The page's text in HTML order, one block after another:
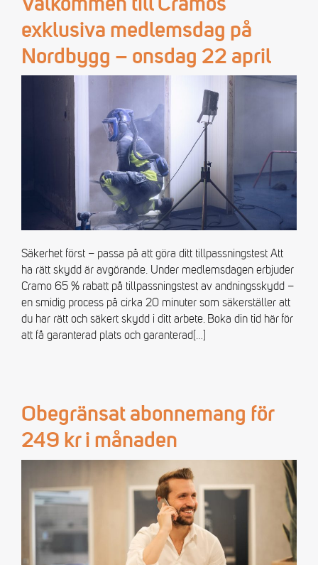
exklusiva medlemsdag på
Nordbygg – onsdag 22 april
Säkerhet först – passa på att göra ditt tillpassningstest Att
ha rätt skydd är avgörande. Under medlemsdagen erbjuder
Cramo 65 % rabatt på tillpassningstest av andningsskydd –
en smidig process på cirka 20 minuter som säkerställer att
du har rätt och säkert skydd i ditt arbete. Boka din tid här för
att få garanterad plats och garanterad […]
Obegränsat abonnemang för
249 kr i månaden